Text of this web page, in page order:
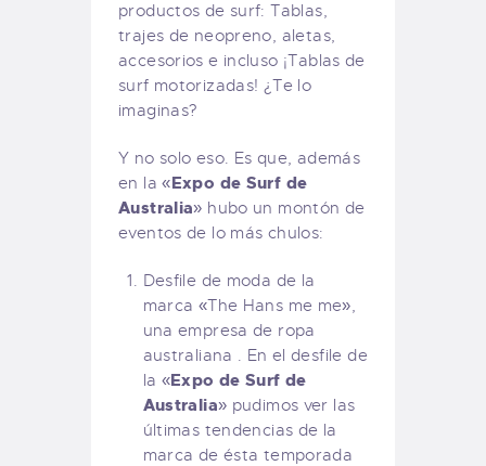
productos de surf: Tablas,
trajes de neopreno, aletas,
accesorios e incluso ¡Tablas de
surf motorizadas! ¿Te lo
imaginas?
Y no solo eso. Es que, además
en la «Expo de Surf de
Australia» hubo un montón de
eventos de lo más chulos:
Desfile de moda de la
marca «The Hans me me»,
una empresa de ropa
australiana . En el desfile de
la «Expo de Surf de
Australia» pudimos ver las
últimas tendencias de la
marca de ésta temporada